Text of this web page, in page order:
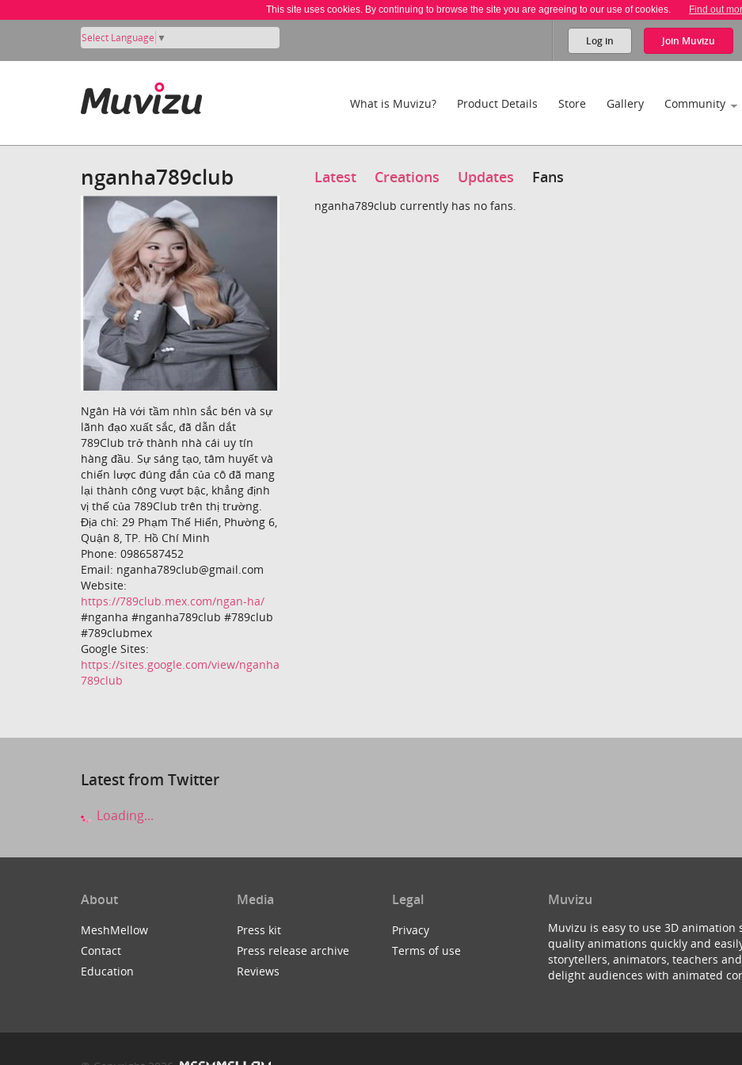
This site uses cookies. By continuing to browse the site you are agreeing to our use of cookies. Find out
Select Language ▼ Log in Join Muvizu
What is Muvizu? Product Details Store Gallery Community
nganha789club
Ngân Hà với tầm nhìn sắc bén và sự
lãnh đạo xuất sắc, đã dẫn dắt
789Club trở thành nhà cái uy tín
hàng đầu. Sự sáng tạo, tâm huyết và
chiến lược đúng đắn của cô đã mang
lại thành công vượt bậc, khẳng định
vị thế của 789Club trên thị trường.
Địa chỉ: 29 Phạm Thế Hiển, Phường 6,
Quận 8, TP. Hồ Chí Minh
Phone: 0986587452
Email: nganha789club@gmail.com
Website:
https://789club.mex.com/ngan-ha/
#nganha #nganha789club #789club
#789clubmex
Google Sites:
https://sites.google.com/view/nganha
789club
Latest Creations Updates Fans
nganha789club currently has no fans.
Latest from Twitter
Loading...
About
MeshMellow
Contact
Education
Media
Press kit
Press release archive
Reviews
Legal
Privacy
Terms of use
Muvizu
Muvizu is easy to use 3D
quality animations quickly and
storytellers, animators, teachers
delight audiences with animated